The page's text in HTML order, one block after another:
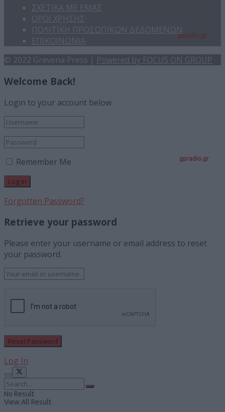
gpradio.gr
ΣΧΕΤΙΚΑ ΜΕ ΕΜΑΣ
ΟΡΟΙ ΧΡΗΣΗΣ
ΠΟΛΙΤΙΚΗ ΠΡΟΣΩΠΙΚΩΝ ΔΕΔΟΜΕΝΩΝ
ΕΠΙΚΟΙΝΩΝΙΑ
© 2022 Grevena Press | Powered by FOCUS ON GROUP
Welcome Back!
Login to your account below
Remember Me
Forgotten Password?
Retrieve your password
Please enter your username or email address to reset
your password.
Log In
No Result
View All Result
gpradio.gr